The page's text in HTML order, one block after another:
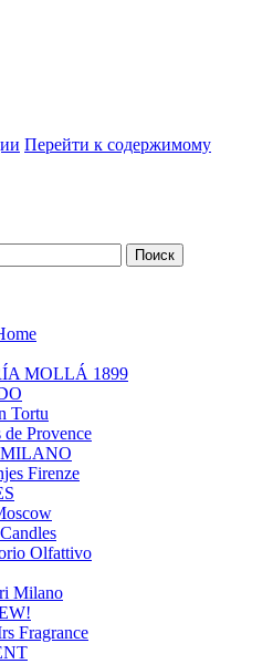
Перейти к содержимому
MOLLÁ 1899
Tortu
Provence
Firenze
Olfattivo
Milano
Fragrance